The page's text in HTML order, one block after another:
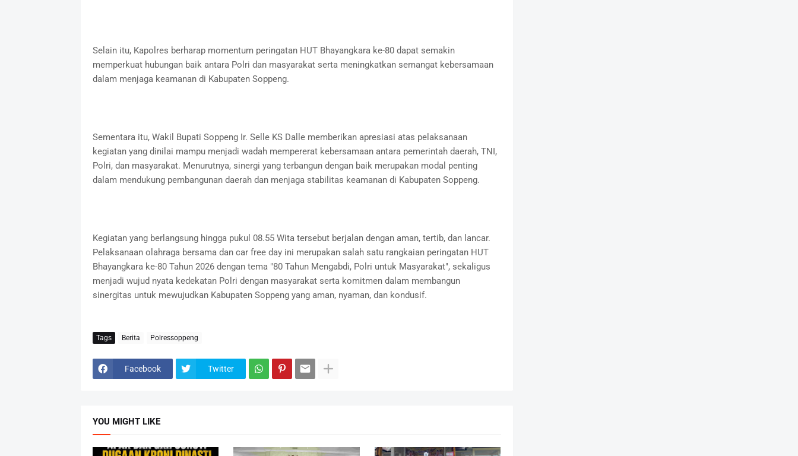
Selain itu, Kapolres berharap momentum peringatan HUT Bhayangkara ke-80 dapat semakin
memperkuat hubungan baik antara Polri dan masyarakat serta meningkatkan semangat kebersamaan
dalam menjaga keamanan di Kabupaten Soppeng.
Sementara itu, Wakil Bupati Soppeng Ir. Selle KS Dalle memberikan apresiasi atas pelaksanaan
kegiatan yang dinilai mampu menjadi wadah mempererat kebersamaan antara pemerintah daerah, TNI,
Polri, dan masyarakat. Menurutnya, sinergi yang terbangun dengan baik merupakan modal penting
dalam mendukung pembangunan daerah dan menjaga stabilitas keamanan di Kabupaten Soppeng.
Kegiatan yang berlangsung hingga pukul 08.55 Wita tersebut berjalan dengan aman, tertib, dan lancar.
Pelaksanaan olahraga bersama dan car free day ini merupakan salah satu rangkaian peringatan HUT
Bhayangkara ke-80 Tahun 2026 dengan tema "80 Tahun Mengabdi, Polri untuk Masyarakat", sekaligus
menjadi wujud nyata kedekatan Polri dengan masyarakat serta komitmen dalam membangun
sinergitas untuk mewujudkan Kabupaten Soppeng yang aman, nyaman, dan kondusif.
Tags Berita Polressoppeng
Facebook Twitter
YOU MIGHT LIKE